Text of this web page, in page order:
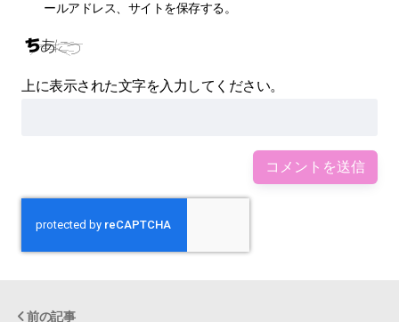
ールアドレス、サイトを保存する。
上に表示された文字を入力してください。
前の記事